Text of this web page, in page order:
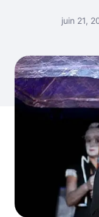
juin 21,